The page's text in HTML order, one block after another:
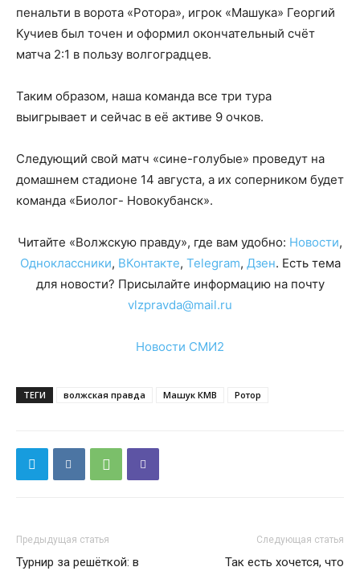
пенальти в ворота «Ротора», игрок «Машука» Георгий
Кучиев был точен и оформил окончательный счёт
матча 2:1 в пользу волгоградцев.
Таким образом, наша команда все три тура
выигрывает и сейчас в её активе 9 очков.
Следующий свой матч «сине-голубые» проведут на
домашнем стадионе 14 августа, а их соперником будет
команда «Биолог- Новокубанск».
Читайте «Волжскую правду», где вам удобно: Новости,
Одноклассники, ВКонтакте, Telegram, Дзен. Есть тема
для новости? Присылайте информацию на почту
vlzpravda@mail.ru
Новости СМИ2
ТЕГИ волжская правда Машук КМВ Ротор
Предыдущая статья
Турнир за решёткой: в
Следующая статья
Так есть хочется, что